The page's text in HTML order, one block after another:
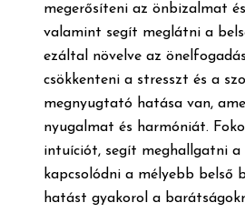
megerősíteni az önbizalmat
valamint segít meglátni a
ezáltal növelve az
csökkenteni a stresszt és a
megnyugtató hatása van,
nyugalmat és harmóniát.
intuíciót, segít meghallgatni a
kapcsolódni a mélyebb belső
hatást gyakorol a